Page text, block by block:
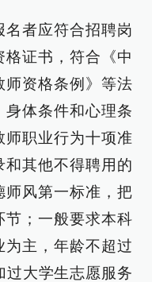
名者应符合招聘岗
证书，符合《中
师资格条例》等法
身体条件和心理条
师职业行为十项准
和其他不得聘用的
师风第一标准，把
节；一般要求本科
为主，年龄不超过
过大学生志愿服务